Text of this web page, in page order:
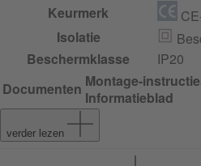
Keurmerk
Isolatie
Beschermklasse
IP20
Documenten Montage-
Informatieblad
verder lezen